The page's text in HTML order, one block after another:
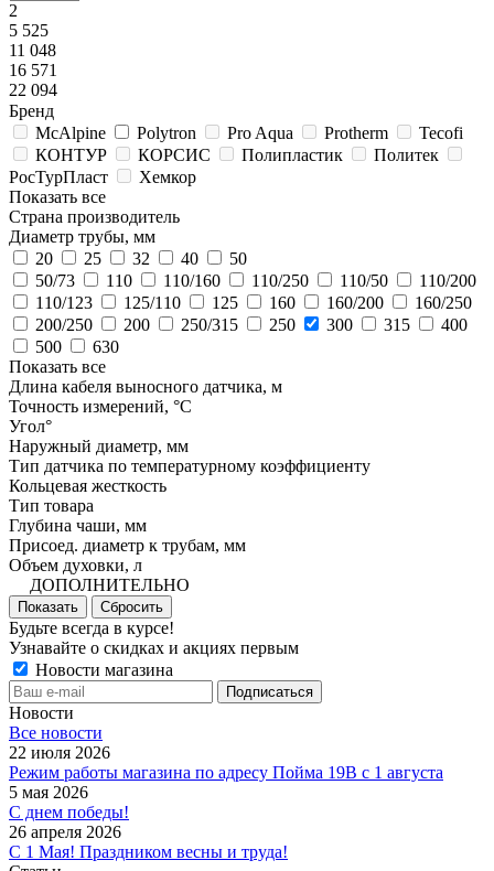
2
5 525
11 048
16 571
22 094
Бренд
McAlpine
Polytron Pro Aqua Protherm
Tecofi
КОНТУР
КОРСИС Полипластик
Политек
РосТурПласт
Хемкор
Показать все
Страна производитель
Диаметр трубы, мм
20
25 32 40
50
50/73
110 110/160 110/250 110/50
110/200
110/123
125/110 125 160 160/200
160/250
200/250
200 250/315 250 300 315
400
500
630
Показать все
Длина кабеля выносного датчика, м
Точность измерений, °C
Угол°
Наружный диаметр, мм
Тип датчика по температурному коэффициенту
Кольцевая жесткость
Тип товара
Глубина чаши, мм
Присоед. диаметр к трубам, мм
Объем духовки, л
ДОПОЛНИТЕЛЬНО
Показать Сбросить
Будьте всегда в курсе!
Узнавайте о скидках и акциях первым
Новости магазина
Новости
Все новости
22 июля 2026
Режим работы магазина по адресу Пойма 19В с 1 августа
5 мая 2026
С днем победы!
26 апреля 2026
С 1 Мая! Праздником весны и труда!